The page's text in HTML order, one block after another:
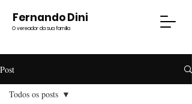
Fernando Dini
O vereador da sua família
Post
Todos os posts